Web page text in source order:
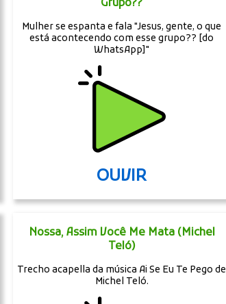
Grupo??
Mulher se espanta e fala "Jesus, gente, o que
está acontecendo com esse grupo?? [do
WhatsApp]"
OUVIR
Nossa, Assim Você Me Mata (Michel
Teló)
Trecho acapella da música Ai Se Eu Te Pego de
Michel Teló.